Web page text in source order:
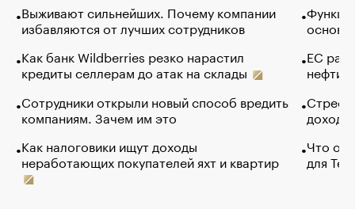
Выживают сильнейших. Почему компании
избавляются от лучших сотрудников
Как банк Wildberries резко нарастил
кредиты селлерам до атак на склады
Сотрудники открыли новый способ вредить
компаниям. Зачем им это
Как налоговики ищут доходы
неработающих покупателей яхт и квартир
основ
ЕС
нефти
Что
для